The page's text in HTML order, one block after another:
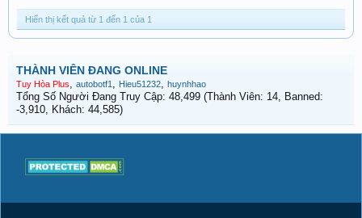
Hiển thị kết quả từ 1 đến 1 của 1
THÀNH VIÊN ĐANG ONLINE
Tuy Hòa Plus, autobotf1 , Hieu51232, huynhhao
Tổng Số Người Đang Truy Cập: 48,499 (Thành Viên: 14, Banned:
-3,910, Khách: 44,585)